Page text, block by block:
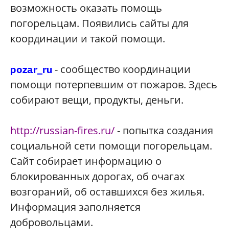
возможность оказать помощь
погорельцам. Появились сайты для
координации и такой помощи.
pozar_ru- сообщество координации
помощи потерпевшим от пожаров. Здесь
собирают вещи, продукты, деньги.
http://russian-fires.ru/- попытка создания
социальной сети помощи погорельцам.
Сайт собирает информацию о
блокированных дорогах, об очагах
возгораний, об оставшихся без жилья.
Информация заполняется
добровольцами.